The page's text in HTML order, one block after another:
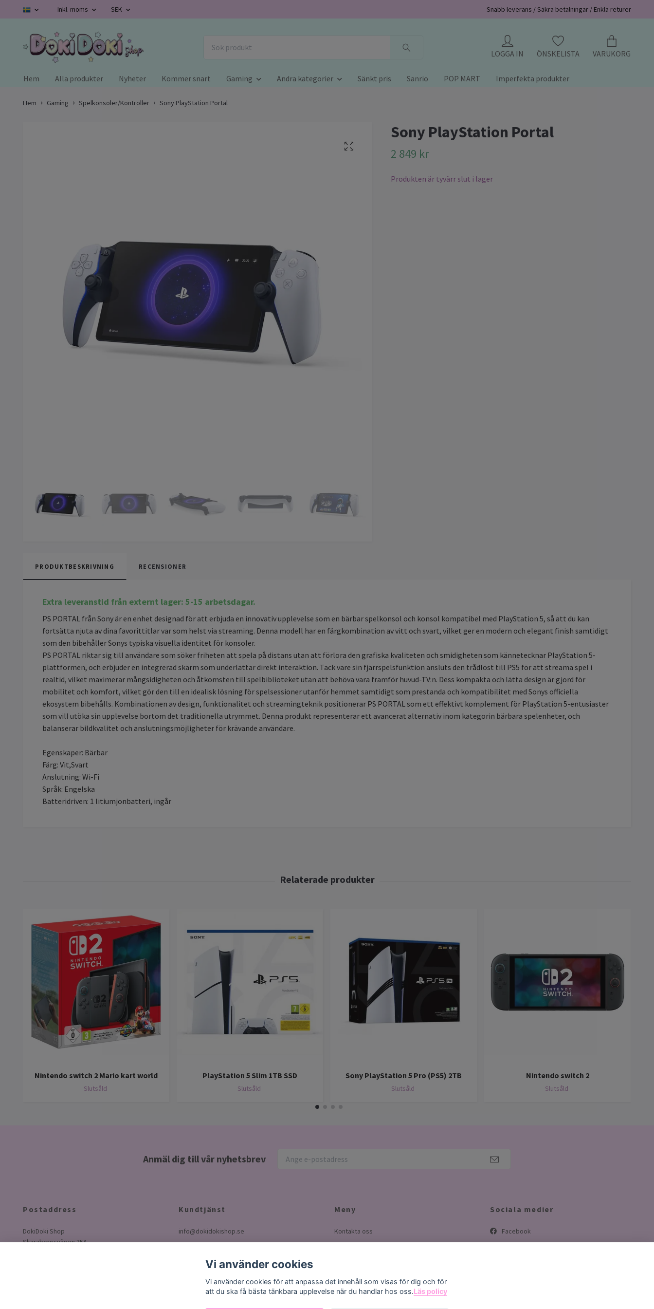
Inkl. moms SEK Snabb leverans / Säkra betalningar / Enkla returer
LOGGA IN ÖNSKELISTA VARUKORG
Hem Alla produkter Nyheter Kommer snart Gaming Andra kategorier Sänkt pris Sanrio POP MART Imperfekta produkter
Hem Gaming Spelkonsoler/Kontroller Sony PlayStation Portal
Sony PlayStation Portal
2 849 kr
Produkten är tyvärr slut i lager
PRODUKTBESKRIVNING RECENSIONER
Extra leveranstid från externt lager: 5-15 arbetsdagar.
PS PORTAL från Sony är en enhet designad för att erbjuda en innovativ upplevelse som en bärbar spelkonsol och konsol kompatibel med PlayStation 5, så att du kan
fortsätta njuta av dina favorittitlar var som helst via streaming. Denna modell har en färgkombination av vitt och svart, vilket ger en modern och elegant finish samtidigt
som den bibehåller Sonys typiska visuella identitet för konsoler.
PS PORTAL riktar sig till användare som söker friheten att spela på distans utan att förlora den grafiska kvaliteten och smidigheten som kännetecknar PlayStation 5-
plattformen, och erbjuder en integrerad skärm som underlättar direkt interaktion. Tack vare sin fjärrspelsfunktion ansluts den trådlöst till PS5 för att streama spel i
realtid, vilket maximerar mångsidigheten och åtkomsten till spelbiblioteket utan att behöva vara framför huvud-TV:n. Dess kompakta och lätta design är gjord för
mobilitet och komfort, vilket gör den till en idealisk lösning för spelsessioner utanför hemmet samtidigt som prestanda och kompatibilitet med Sonys officiella
ekosystem bibehålls. Kombinationen av design, funktionalitet och streamingteknik positionerar PS PORTAL som ett effektivt komplement för PlayStation 5-entusiaster
som vill utöka sin upplevelse bortom det traditionella utrymmet. Denna produkt representerar ett avancerat alternativ inom kategorin bärbara spelenheter, och
balanserar bildkvalitet och anslutningsmöjligheter för krävande användare.
Egenskaper: Bärbar
Färg: Vit,Svart
Anslutning: Wi-Fi
Språk: Engelska
Batteridriven: 1 litiumjonbatteri, ingår
Nintendo switch 2 Mario kart world
Slutsåld
PlayStation 5 Slim 1TB SSD
Slutsåld
Sony PlayStation 5 Pro (PS5) 2TB
Slutsåld
Nintendo switch 2
Slutsåld
Anmäl dig till vår nyhetsbrev
Postaddress
DokiDoki Shop
Skaraborgsvägen 35A
Kundtjänst
info@dokidokishop.se
Meny
Kontakta oss
Sociala medier
Facebook
Vi använder cookies
Vi använder cookies för att anpassa det innehåll som visas för dig och för
att du ska få bästa tänkbara upplevelse när du handlar hos oss.Läs policy